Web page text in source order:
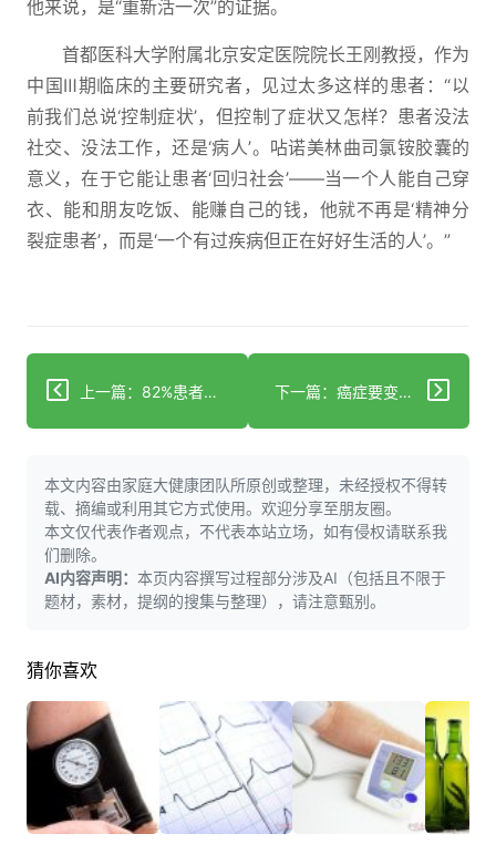
他来说，是“重新活一次”的证据。
首都医科大学附属北京安定医院院长王刚教授，作为
中国Ⅲ期临床的主要研究者，见过太多这样的患者：“以
前我们总说‘控制症状’，但控制了症状又怎样？患者没法
社交、没法工作，还是‘病人’。呫诺美林曲司氯铵胶囊的
意义，在于它能让患者‘回归社会’——当一个人能自己穿
衣、能和朋友吃饭、能赚自己的钱，他就不再是‘精神分
裂症患者’，而是‘一个有过疾病但正在好好生活的人’。”
上一篇：82%患者术前肿瘤消失？中国新药改写结肠癌治疗规则 下一篇：癌症要变慢病了？这些新突破你必须知道！
本文内容由家庭大健康团队所原创或整理，未经授权不得转
载、摘编或利用其它方式使用。欢迎分享至朋友圈。
本文仅代表作者观点，不代表本站立场，如有侵权请联系我
们删除。
AI内容声明： 本页内容撰写过程部分涉及AI（包括且不限于
题材，素材，提纲的搜集与整理），请注意甄别。
猜你喜欢